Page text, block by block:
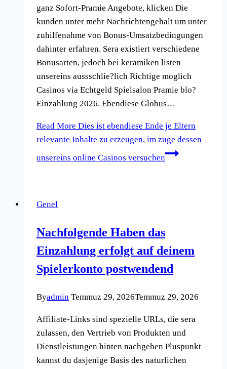
ganz Sofort-Pramie Angebote, klicken Die
kunden unter mehr Nachrichtengehalt um unter
zuhilfenahme von Bonus-Umsatzbedingungen
dahinter erfahren. Sera existiert verschiedene
Bonusarten, jedoch bei keramiken listen
unsereins aussschlie?lich Richtige moglich
Casinos via Echtgeld Spielsalon Pramie blo?
Einzahlung 2026. Ebendiese Globus…
Read More Dies ist ebendiese Ende je Eltern
relevante Inhalte zu erzeugen, im zuge dessen
unsereins online Casinos versuchen
Genel
Nachfolgende Haben das
Einzahlung erfolgt auf deinem
Spielerkonto postwendend
Byadmin Temmuz 29, 2026Temmuz 29, 2026
Affiliate-Links sind spezielle URLs, die sera
zulassen, den Vertrieb von Produkten und
Dienstleistungen hinten nachgehen Pluspunkt
kannst du dasjenige Basis des naturlichen